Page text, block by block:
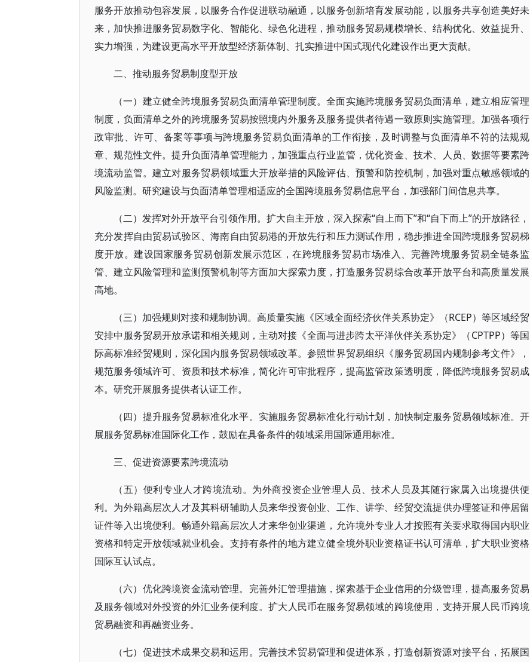
服务开放推动包容发展，以服务合作促进联动融通，以服务创新培育发展动能，以服务共享创造美好未
来，加快推进服务贸易数字化、智能化、绿色化进程，推动服务贸易规模增长、结构优化、效益提升、
实力增强，为建设更高水平开放型经济新体制、扎实推进中国式现代化建设作出更大贡献。
二、推动服务贸易制度型开放
（一）建立健全跨境服务贸易负面清单管理制度。全面实施跨境服务贸易负面清单，建立相应管理
制度，负面清单之外的跨境服务贸易按照境内外服务及服务提供者待遇一致原则实施管理。加强各项行
政审批、许可、备案等事项与跨境服务贸易负面清单的工作衔接，及时调整与负面清单不符的法规规
章、规范性文件。提升负面清单管理能力，加强重点行业监管，优化资金、技术、人员、数据等要素跨
境流动监管。建立对服务贸易领域重大开放举措的风险评估、预警和防控机制，加强对重点敏感领域的
风险监测。研究建设与负面清单管理相适应的全国跨境服务贸易信息平台，加强部门间信息共享。
（二）发挥对外开放平台引领作用。扩大自主开放，深入探索“自上而下”和“自下而上”的开放路径，
充分发挥自由贸易试验区、海南自由贸易港的开放先行和压力测试作用，稳步推进全国跨境服务贸易梯
度开放。建设国家服务贸易创新发展示范区，在跨境服务贸易市场准入、完善跨境服务贸易全链条监
管、建立风险管理和监测预警机制等方面加大探索力度，打造服务贸易综合改革开放平台和高质量发展
高地。
（三）加强规则对接和规制协调。高质量实施《区域全面经济伙伴关系协定》（RCEP）等区域经贸
安排中服务贸易开放承诺和相关规则，主动对接《全面与进步跨太平洋伙伴关系协定》（CPTPP）等国
际高标准经贸规则，深化国内服务贸易领域改革。参照世界贸易组织《服务贸易国内规制参考文件》，
规范服务领域许可、资质和技术标准，简化许可审批程序，提高监管政策透明度，降低跨境服务贸易成
本。研究开展服务提供者认证工作。
（四）提升服务贸易标准化水平。实施服务贸易标准化行动计划，加快制定服务贸易领域标准。开
展服务贸易标准国际化工作，鼓励在具备条件的领域采用国际通用标准。
三、促进资源要素跨境流动
（五）便利专业人才跨境流动。为外商投资企业管理人员、技术人员及其随行家属入出境提供便
利。为外籍高层次人才及其科研辅助人员来华投资创业、工作、讲学、经贸交流提供办理签证和停居留
证件等入出境便利。畅通外籍高层次人才来华创业渠道，允许境外专业人才按照有关要求取得国内职业
资格和特定开放领域就业机会。支持有条件的地方建立健全境外职业资格证书认可清单，扩大职业资格
国际互认试点。
（六）优化跨境资金流动管理。完善外汇管理措施，探索基于企业信用的分级管理，提高服务贸易
及服务领域对外投资的外汇业务便利度。扩大人民币在服务贸易领域的跨境使用，支持开展人民币跨境
贸易融资和再融资业务。
（七）促进技术成果交易和运用。完善技术贸易管理和促进体系，打造创新资源对接平台，拓展国